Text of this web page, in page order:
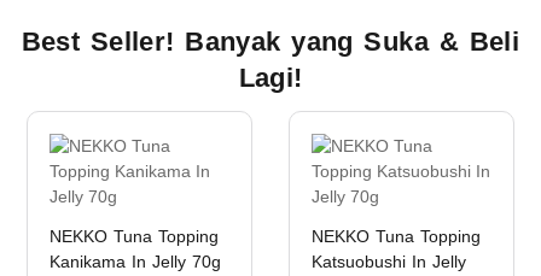
Best Seller! Banyak yang Suka & Beli
Lagi!
NEKKO Tuna Topping
Kanikama In Jelly 70g
NEKKO Tuna Topping
Katsuobushi In Jelly